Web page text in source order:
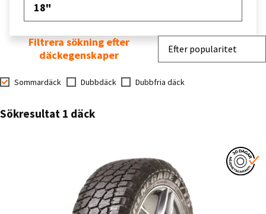
18"
Sommardäck Dubbdäck Dubbfria däck
Sortera efter
Efter popularitet
Sökresultat 1 däck
Filtrera sökning efter
däckegenskaper